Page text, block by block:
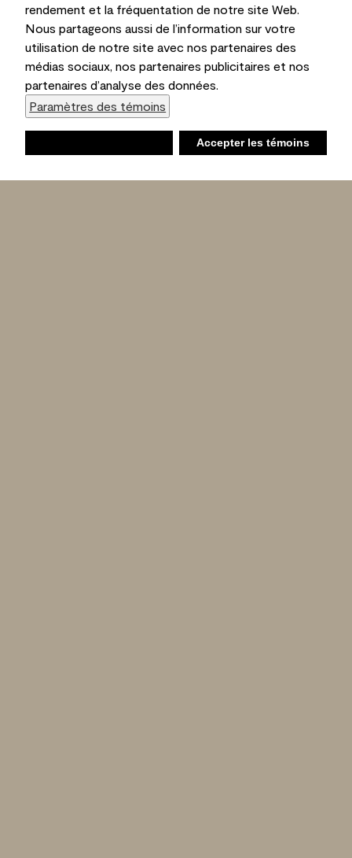
rendement et la fréquentation de notre site Web.
Nous partageons aussi de l’information sur votre
utilisation de notre site avec nos partenaires des
médias sociaux, nos partenaires publicitaires et nos
partenaires d’analyse des données.
Paramètres des témoins
Accepter les témoins
Ambiant
Liste d’achats